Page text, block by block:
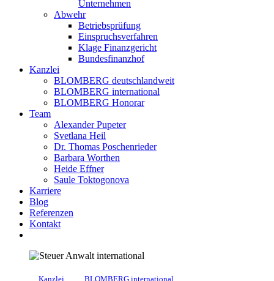
Unternehmen
Abwehr
Betriebsprüfung
Einspruchsverfahren
Klage Finanzgericht
Bundesfinanzhof
Kanzlei
BLOMBERG deutschlandweit
BLOMBERG international
BLOMBERG Honorar
Team
Alexander Pupeter
Svetlana Heil
Dr. Thomas Poschenrieder
Barbara Worthen
Heide Effner
Saule Toktogonova
Karriere
Blog
Referenzen
Kontakt
Kanzlei BLOMBERG international